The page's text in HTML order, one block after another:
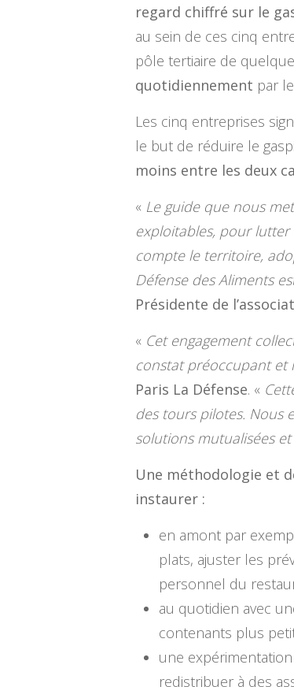
regard chiffré sur le
au sein de ces cinq
pôle tertiaire de
quotidiennement par
Les cinq entreprises
le but de réduire le
moins entre les deux
« Le guide que nous
exploitables, pour lutter
compte le territoire,
Défense des Aliments
Présidente de
« Cet engagement
constat préoccupant et
Paris La Défense. «
des tours pilotes. Nous
solutions mutualisées
Une méthodologie et
instaurer :
en amont par
plats, ajuster les
personnel du
au quotidien avec
contenants plus
une
redistribuer à des